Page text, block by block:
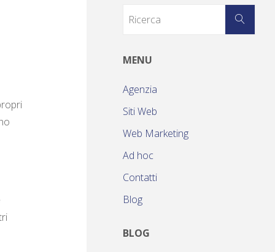
MENU
Agenzia
Siti Web
Web Marketing
Ad hoc
Contatti
Blog
BLOG